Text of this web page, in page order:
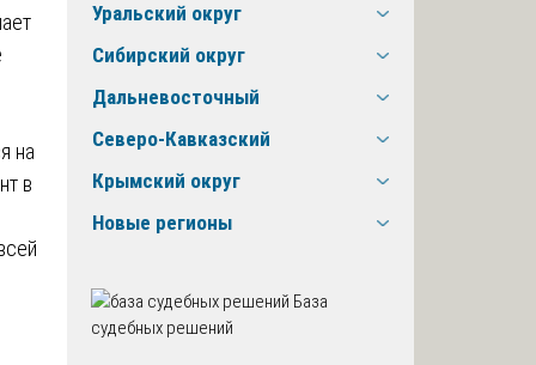
на
в
Уральский округ
Сибирский округ
Дальневосточный
Северо-Кавказский
Крымский округ
Новые регионы
База
судебных решений